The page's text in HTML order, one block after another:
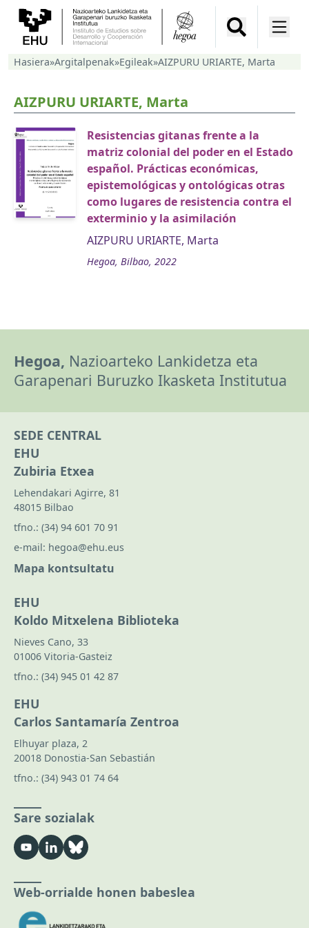
Hasiera»Argitalpenak»Egileak»AIZPURU URIARTE, Marta
AIZPURU URIARTE, Marta
Resistencias gitanas frente a la
matriz colonial del poder en el Estado
español. Prácticas económicas,
epistemológicas y ontológicas otras
como lugares de resistencia contra el
exterminio y la asimilación
AIZPURU URIARTE, Marta
Hegoa, Bilbao, 2022
Hegoa, Nazioarteko Lankidetza eta
Garapenari Buruzko Ikasketa Institutua
SEDE CENTRAL
EHU
Zubiria Etxea
Lehendakari Agirre, 81
48015 Bilbao
tfno.: (34) 94 601 70 91
e-mail: hegoa@ehu.eus
Mapa kontsultatu
EHU
Koldo Mitxelena Biblioteka
Nieves Cano, 33
01006 Vitoria-Gasteiz
tfno.: (34) 945 01 42 87
EHU
Carlos Santamaría Zentroa
Elhuyar plaza, 2
20018 Donostia-San Sebastián
tfno.: (34) 943 01 74 64
Sare sozialak
Web-orrialde honen babeslea